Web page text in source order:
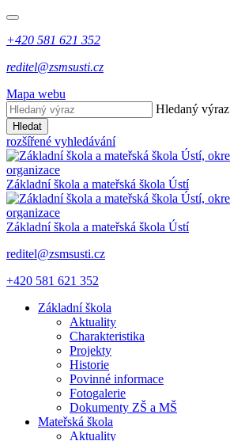
+420 581 621 352
reditel@zsmsusti.cz
Mapa webu
Hledaný výraz
Hledat
rozšířené vyhledávání
Základní škola a mateřská škola Ústí
Základní škola a mateřská škola Ústí
reditel@zsmsusti.cz
+420 581 621 352
Základní škola
Aktuality
Charakteristika
Projekty
Historie
Povinné informace
Fotogalerie
Dokumenty ZŠ a MŠ
Mateřská škola
Aktuality